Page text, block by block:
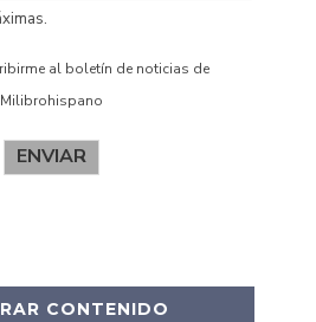
al boletín de noticias de
Milibrohispano
ENVIAR
CONTENIDO